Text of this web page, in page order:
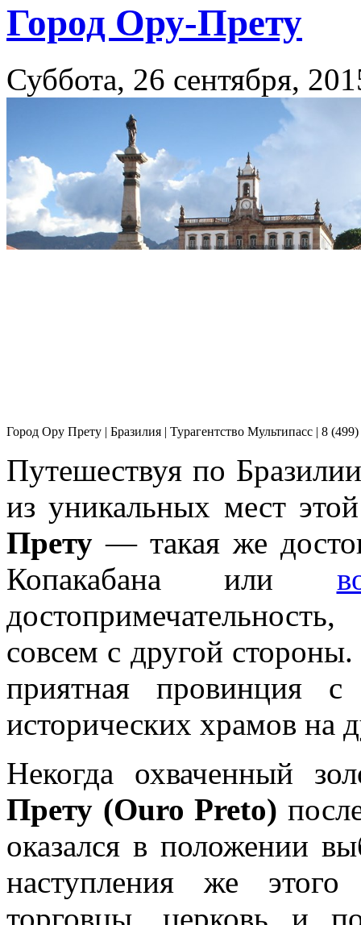
Город Ору-Прету
Суббота, 26 сентября,
Город Ору Прету | Бразилия | Турагентство Мультипасс | 8
Путешествуя по
из уникальных мест
Прету — такая же
Копакабана или
совсем с другой стороны.
приятная провинция с
исторических храмов на
Некогда охваченный
Прету (Ouro Preto)
оказался в положении
наступления же